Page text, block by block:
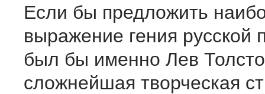
Если бы предложить
выражение гения русской
был бы именно Лев
сложнейшая творческая